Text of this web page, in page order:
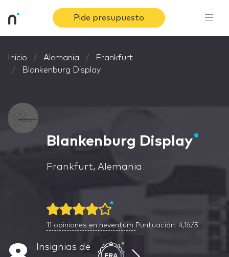
Pide presupuesto
Inicio Alemania
Frankfurt
Blankenburg Display
Blankenburg Display
Frankfurt, Alemania
11 opiniones en neventum Puntuación: 4,16/5
Insignias de